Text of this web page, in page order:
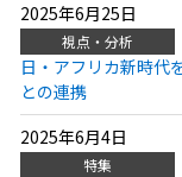
2025年6月25日
視点・分析
日・アフリカ新時代
との連携
2025年6月4日
特集